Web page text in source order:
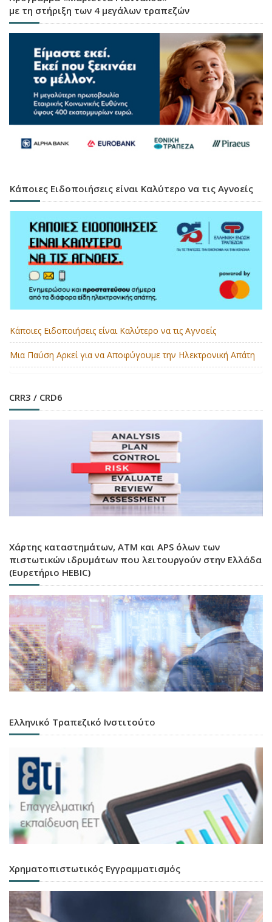
με τη στήριξη των 4 μεγάλων τραπεζών
Κάποιες Ειδοποιήσεις είναι Καλύτερο να τις Αγνοείς
Κάποιες Ειδοποιήσεις είναι Καλύτερο να τις Αγνοείς
Μια Παύση Αρκεί για να Αποφύγουμε την Ηλεκτρονική Απάτη
CRR3 / CRD6
Χάρτης καταστημάτων, ATM και APS όλων των
πιστωτικών ιδρυμάτων που λειτουργούν στην Ελλάδα
(Ευρετήριο HEBIC)
Ελληνικό Τραπεζικό Ινστιτούτο
Χρηματοπιστωτικός Εγγραμματισμός